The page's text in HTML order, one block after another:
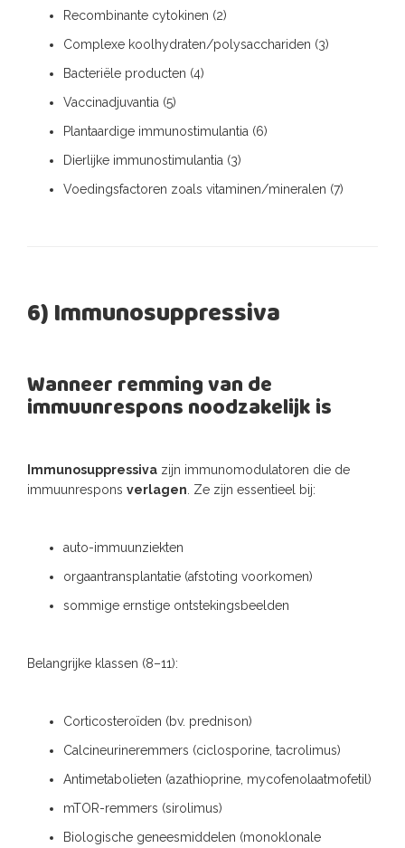
Recombinante cytokinen (2)
Complexe koolhydraten/polysacchariden (3)
Bacteriële producten (4)
Vaccinadjuvantia (5)
Plantaardige immunostimulantia (6)
Dierlijke immunostimulantia (3)
Voedingsfactoren zoals vitaminen/mineralen (7)
6) Immunosuppressiva
Wanneer remming van de
immuunrespons noodzakelijk is
Immunosuppressiva zijn immunomodulatoren die de
immuunrespons verlagen . Ze zijn essentieel bij:
auto-immuunziekten
orgaantransplantatie (afstoting voorkomen)
sommige ernstige ontstekingsbeelden
Belangrijke klassen (8–11):
Corticosteroïden (bv. prednison)
Calcineurineremmers (ciclosporine, tacrolimus)
Antimetabolieten (azathioprine, mycofenolaatmofetil)
mTOR-remmers (sirolimus)
Biologische geneesmiddelen (monoklonale